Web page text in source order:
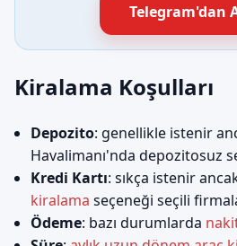
Telegram'dan
Kiralama Koşulları
Depozito: genellikle istenir
Havalimanı'nda depozitosuz
Kredi Kartı: sıkça istenir
kiralama seçeneği seçili
Ödeme: bazı durumlarda